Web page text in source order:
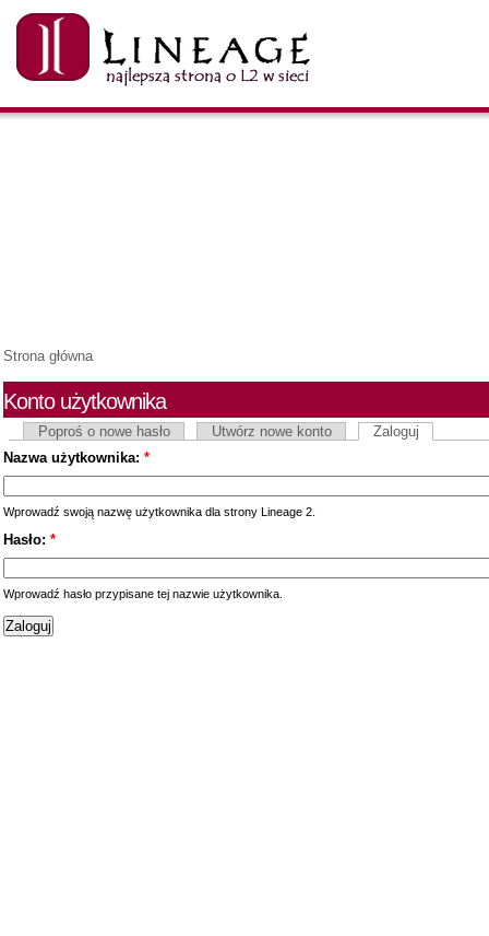
Strona główna
Konto użytkownika
Poproś o nowe hasło Utwórz nowe konto
Zaloguj
Nazwa użytkownika:*
Wprowadź swoją nazwę użytkownika dla strony Lineage 2.
Hasło:*
Wprowadź hasło przypisane tej nazwie użytkownika.